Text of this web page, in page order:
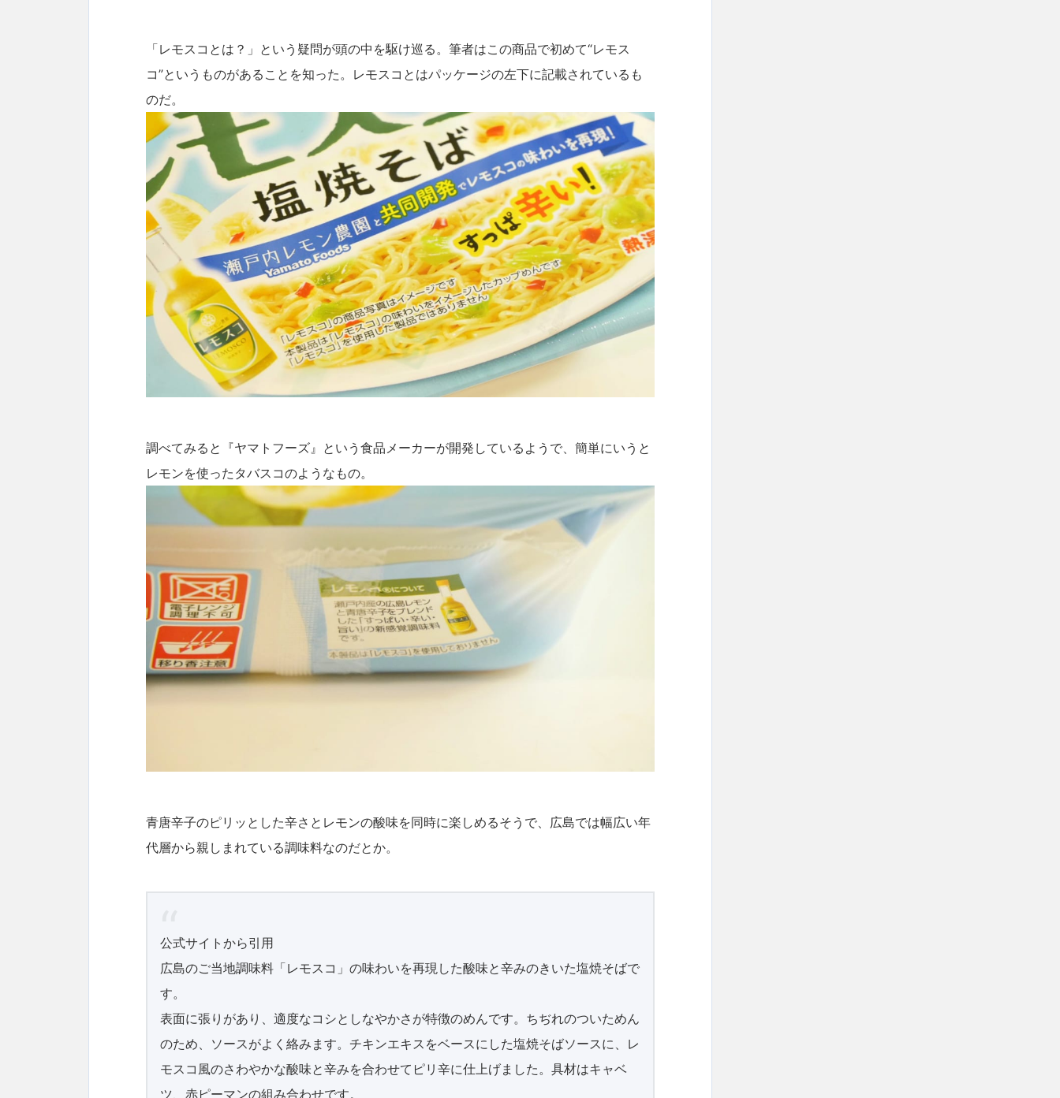
「レモスコとは？」という疑問が頭の中を駆け巡る。筆者はこの商品で初めて“レモス
コ”というものがあることを知った。レモスコとはパッケージの左下に記載されているも
のだ。
調べてみると『ヤマトフーズ』という食品メーカーが開発しているようで、簡単にいうと
レモンを使ったタバスコのようなもの。
青唐辛子のピリッとした辛さとレモンの酸味を同時に楽しめるそうで、広島では幅広い年
代層から親しまれている調味料なのだとか。
公式サイトから引用
広島のご当地調味料「レモスコ」の味わいを再現した酸味と辛みのきいた塩焼そばで
す。
表面に張りがあり、適度なコシとしなやかさが特徴のめんです。ちぢれのついためん
のため、ソースがよく絡みます。チキンエキスをベースにした塩焼そばソースに、レ
モスコ風のさわやかな酸味と辛みを合わせてピリ辛に仕上げました。具材はキャベ
ツ、赤ピーマンの組み合わせです。